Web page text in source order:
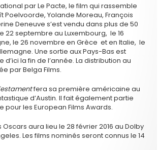
par Le Pacte, le film qui rassemble
Poelvoorde, Yolande Moreau, François
Deneuve s’est vendu dans plus de 50
22 septembre au Luxembourg, le 16
le 26 novembre en Grèce et en Italie, le
Une sortie aux Pays-Bas est
la fin de l’année. La distribution au
par Belga Films.
fera sa première américaine au
d’Austin. Il fait également partie
pour les European Films Awards.
aura lieu le 28 février 2016 au Dolby
Les films nominés seront connus le 14